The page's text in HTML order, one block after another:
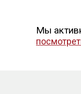
Мы